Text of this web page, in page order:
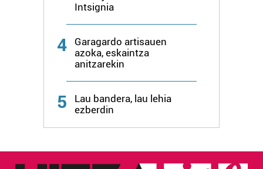
Intsignia
4
Garagardo artisauen
azoka, eskaintza
anitzarekin
5
Lau bandera, lau lehia
ezberdin